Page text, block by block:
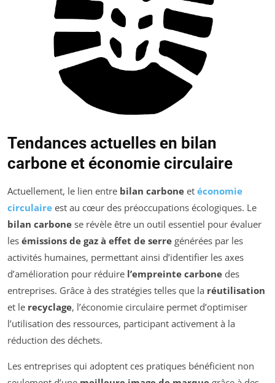
Tendances actuelles en bilan
carbone et économie circulaire
Actuellement, le lien entre bilan carbone et économie
circulaire est au cœur des préoccupations écologiques. Le
bilan carbone se révèle être un outil essentiel pour évaluer
les émissions de gaz à effet de serre générées par les
activités humaines, permettant ainsi d’identifier les axes
d’amélioration pour réduire l’empreinte carbone des
entreprises. Grâce à des stratégies telles que la réutilisation
et le recyclage, l’économie circulaire permet d’optimiser
l’utilisation des ressources, participant activement à la
réduction des déchets.
Les entreprises qui adoptent ces pratiques bénéficient non